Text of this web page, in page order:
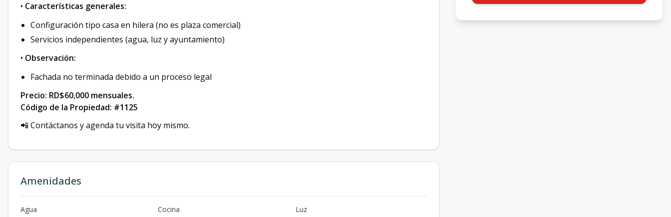
• Características generales:
Configuración tipo casa en hilera (no es plaza comercial)
Servicios independientes (agua, luz y ayuntamiento)
• Observación:
Fachada no terminada debido a un proceso legal
Precio: RD$60,000 mensuales.
Código de la Propiedad: #1125
📲 Contáctanos y agenda tu visita hoy mismo.
Amenidades
Agua Cocina
Luz